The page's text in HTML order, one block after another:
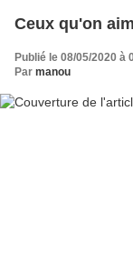
Ceux qu'on
Publié le 08/05/2020 à
Par manou